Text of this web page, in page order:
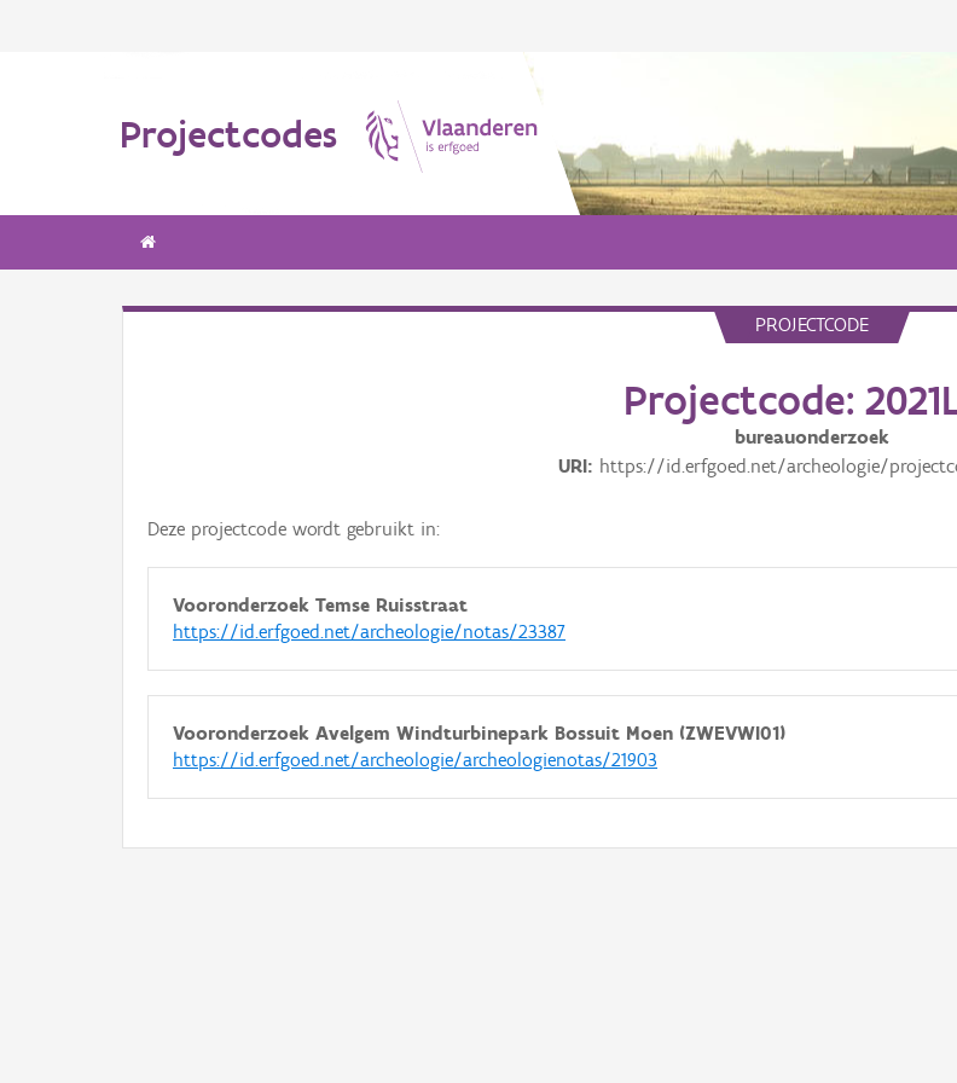
Projectcodes
PROJECTCODE
Projectcode:
bureauonderzoek
URI
https://id.erfgoed.net/archeologie/
Deze projectcode wordt gebruikt in:
Vooronderzoek Temse Ruisstraat
https://id.erfgoed.net/archeologie/notas/23387
Vooronderzoek Avelgem Windturbinepark Bossuit Moen (ZWEVWI01)
https://id.erfgoed.net/archeologie/archeologienotas/21903